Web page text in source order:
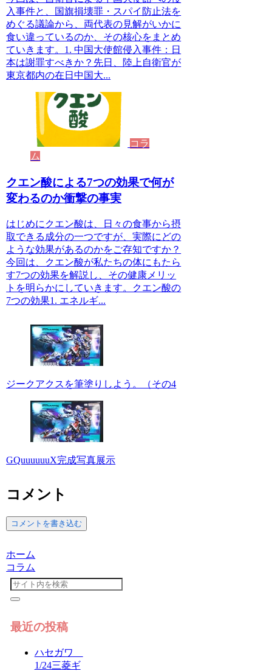
入事件と、国旗損壊罪・スパイ防止法を
めぐる議論から、両代表の見解がいかに
食い違っているのか、その核心をまとめ
ていきます。1. 中国大使館侵入事件：日
本は謝罪すべきか？先日、陸上自衛官が
東京都内の在日中国大...
コラ
ム
クエン酸による7つの効果で何が
変わるのか衝撃の事実
はじめにクエン酸は、日々の食事から摂
取できる成分の一つですが、実際にどの
ような効果があるのかをご存知ですか？
今回は、クエン酸が私たちの体にもたら
す7つの効果を解説し、その健康メリッ
トを明らかにしていきます。クエン酸の
7つの効果1. エネルギ...
ジークアクスを筆塗りしよう。（その4
GQuuuuuuX完成写真展示
コメント
コメントを書き込む
ホーム
コラム
最近の投稿
ハセガワ
1/24三菱ギ